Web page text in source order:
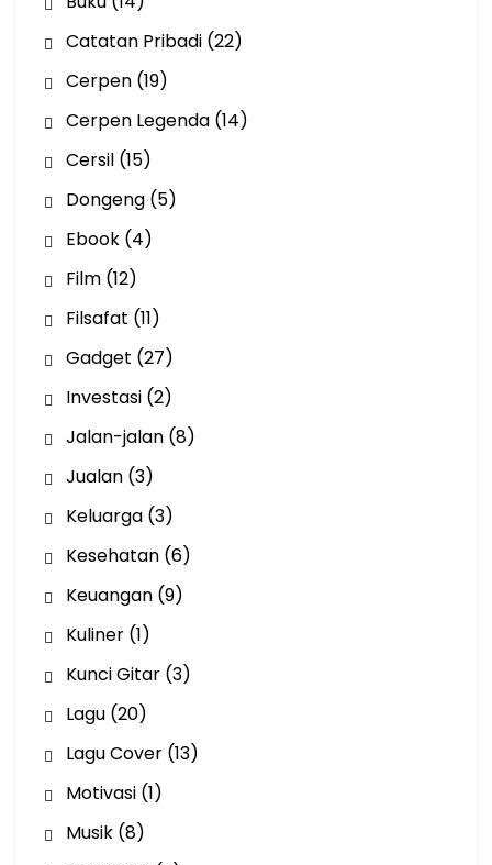
Catatan Pribadi(22)
Cerpen(19)
Cerpen Legenda(14)
Cersil(15)
Dongeng(5)
Ebook(4)
Film(12)
Filsafat (11)
Gadget (27)
Investasi(2)
Jalan-jalan(8)
Jualan(3)
Keluarga(3)
Kesehatan(6)
Keuangan(9)
Kuliner(1)
Kunci Gitar(3)
Lagu(20)
Lagu Cover(13)
Motivasi(1)
Musik(8)